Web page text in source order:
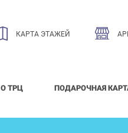
КАРТА ЭТАЖЕЙ
О ТРЦ ПОДАРОЧНАЯ